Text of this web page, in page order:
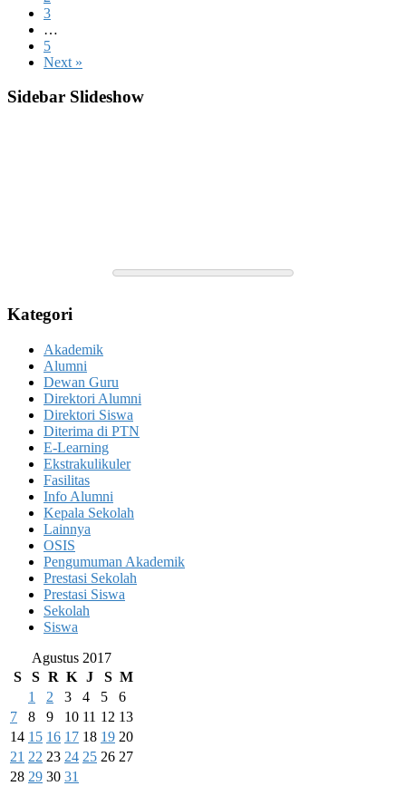
3
…
5
Next »
Sidebar Slideshow
Kategori
Akademik
Alumni
Dewan Guru
Direktori Alumni
Direktori Siswa
Diterima di PTN
E-Learning
Ekstrakulikuler
Fasilitas
Info Alumni
Kepala Sekolah
Lainnya
OSIS
Pengumuman Akademik
Prestasi Sekolah
Prestasi Siswa
Sekolah
Siswa
Agustus 2017
S
S R K J S M
1
2 3 4 5
6
7
8 9 10 11 12 13
14 15 16 17 18 19 20
21 22 23 24 25 26 27
28 29 30 31